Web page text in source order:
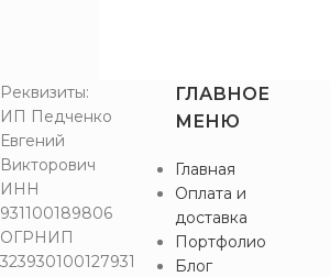
Реквизиты:
ИП Педченко
Евгений
Викторович
ИНН
931100189806
ОГРНИП
323930100127931
ГЛАВНОЕ
МЕНЮ
Главная
Оплата и
доставка
Портфолио
Блог